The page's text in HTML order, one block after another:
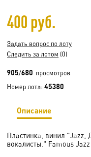
400 руб.
Задать вопрос по лоту
Следить за лотом (0)
905/680 просмотров
Номер лота: 45380
Описание
Пластинка, винил
вокалисты." Famous